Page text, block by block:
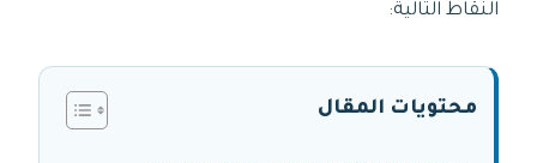
النقاط التالية:
محتويات المقال